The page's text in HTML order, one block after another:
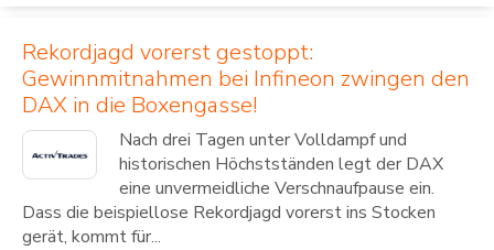
Rekordjagd vorerst gestoppt:
Gewinnmitnahmen bei Infineon zwingen den
DAX in die Boxengasse!
Nach drei Tagen unter Volldampf und
historischen Höchstständen legt der DAX
eine unvermeidliche Verschnaufpause ein.
Dass die beispiellose Rekordjagd vorerst ins Stocken
gerät, kommt für...